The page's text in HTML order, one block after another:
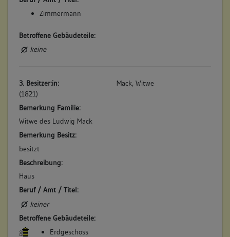
Zimmermann
Betroffene Gebäudeteile:
keine
3. Besitzer:in:
(1821)
Mack, Witwe
Bemerkung Familie:
Witwe des Ludwig Mack
Bemerkung Besitz:
besitzt
Beschreibung:
Haus
Beruf / Amt / Titel:
keiner
Betroffene Gebäudeteile:
Erdgeschoss